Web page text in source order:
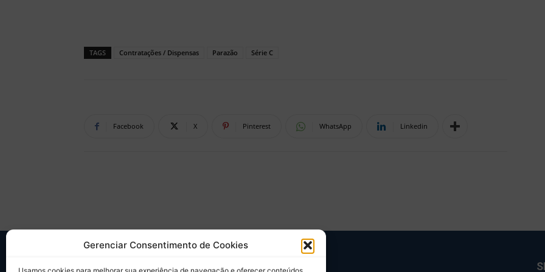
Gerenciar Consentimento de Cookies
TAGS Contratações / Dispensas Parazão Série C
Facebook X Pinterest WhatsApp Linkedin
SOBRE NÓS